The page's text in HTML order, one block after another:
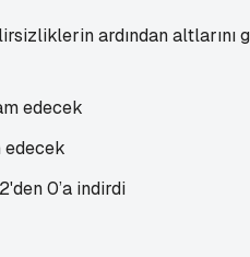
ardından altlarını
edecek
0’a indirdi